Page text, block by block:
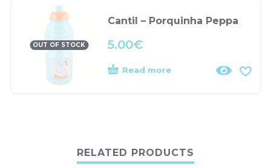
OUT OF STOCK
Cantil – Porquinha Peppa
5.00€
Read more
RELATED PRODUCTS